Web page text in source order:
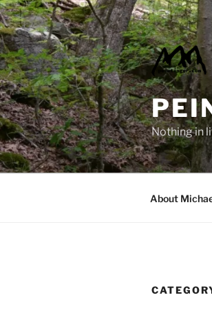
Skip
to
content
Nothing in
About